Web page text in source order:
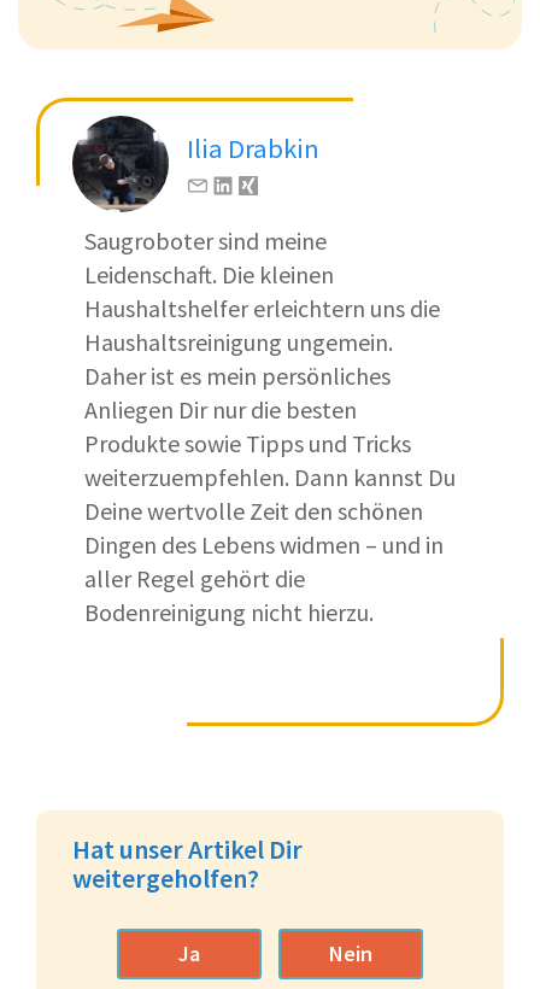
Ilia Drabkin
Saugroboter sind meine
Leidenschaft. Die kleinen
Haushaltshelfer erleichtern uns die
Haushaltsreinigung ungemein.
Daher ist es mein persönliches
Anliegen Dir nur die besten
Produkte sowie Tipps und Tricks
weiterzuempfehlen. Dann kannst Du
Deine wertvolle Zeit den schönen
Dingen des Lebens widmen – und in
aller Regel gehört die
Bodenreinigung nicht hierzu.
Hat unser Artikel Dir
weitergeholfen?
Ja Nein